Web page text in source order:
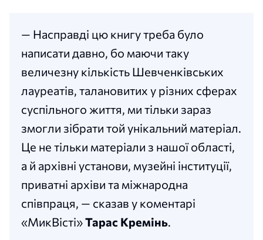
— Насправді цю книгу треба було
написати давно, бо маючи таку
величезну кількість Шевченківських
лауреатів, талановитих у різних сферах
суспільного життя, ми тільки зараз
змогли зібрати той унікальний матеріал.
Це не тільки матеріали з нашої області,
а й архівні установи, музейні інституції,
приватні архіви та міжнародна
співпраця, — сказав у коментарі
«МикВісті»Тарас Кремінь.